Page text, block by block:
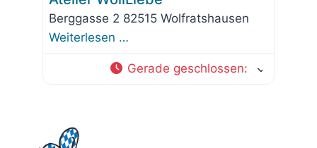
Berggasse 2 82515 Wolfratshausen
Weiterlesen …
Gerade geschlossen: